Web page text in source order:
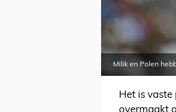
Milik en Polen
Het is vaste